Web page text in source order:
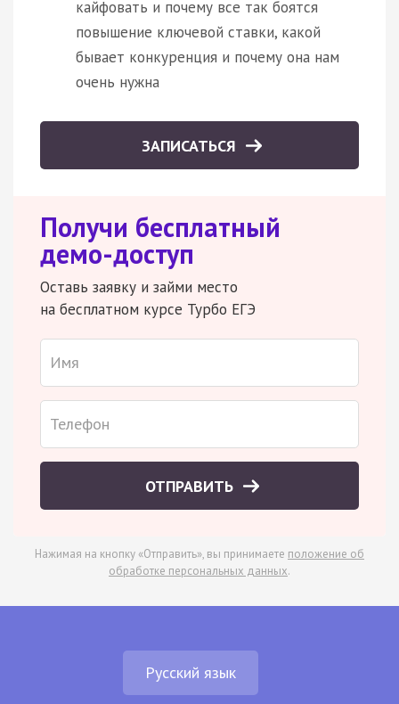
кайфовать и почему все так боятся
повышение ключевой ставки, какой
бывает конкуренция и почему она нам
очень нужна
ЗАПИСАТЬСЯ
Получи бесплатный
демо-доступ
Оставь заявку и займи место
на бесплатном курсе Турбо ЕГЭ
ОТПРАВИТЬ
Нажимая на кнопку «Отправить», вы принимаете положение об
обработке персональных данных.
Русский язык